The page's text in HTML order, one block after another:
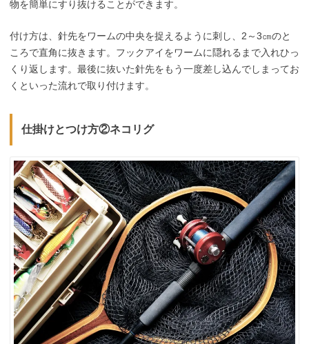
物を簡単にすり抜けることができます。
付け方は、針先をワームの中央を捉えるように刺し、2～3㎝のと
ころで直角に抜きます。フックアイをワームに隠れるまで入れひっ
くり返します。最後に抜いた針先をもう一度差し込んでしまってお
くといった流れで取り付けます。
仕掛けとつけ方②ネコリグ